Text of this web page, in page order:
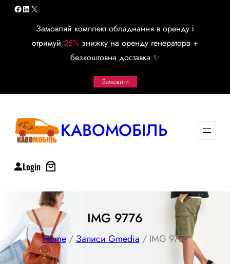
Перейти
содержимому
Facebook
LinkedIn
X
Замовляй комплект обладнання в оренду і
отримуй 25% знижку на оренду генератора +
безкоштовна доставка ✨
Замовити
КАВОМОБІЛЬ
Login
IMG 9776
Home/ Записи Gmedia / IMG 9776